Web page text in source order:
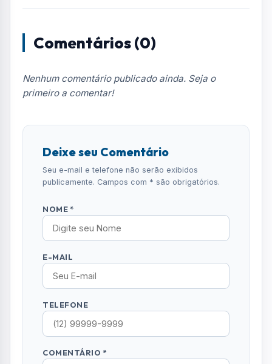
Notícias no WhatsApp
Receba alertas urgentes e plantões da sua
Comentários (0)
Nenhum comentário publicado ainda. Seja o
primeiro a comentar!
Deixe seu Comentário